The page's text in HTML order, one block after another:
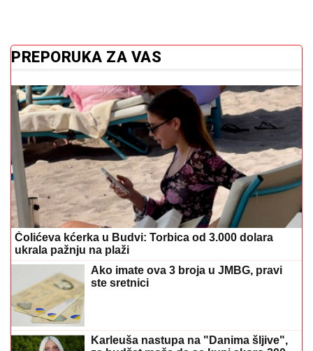
PREPORUKA ZA VAS
Čolićeva kćerka u Budvi: Torbica od 3.000 dolara
ukrala pažnju na plaži
Ako imate ova 3 broja u JMBG, pravi
ste sretnici
Karleuša nastupa na "Danima šljive",